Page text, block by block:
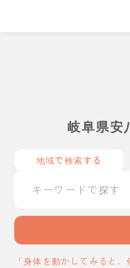
岐阜県安
地域で検索する
「身体を動かしてみると